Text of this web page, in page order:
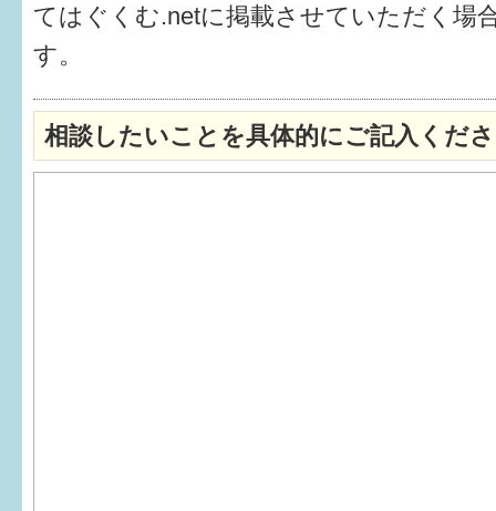
てはぐくむ.netに掲載させていただく場
す。
相談したいことを具体的にご記入くだ
6か月〜1歳
1歳〜3歳
3歳〜就学前
就学後〜